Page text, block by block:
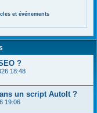
et événements
?
18:48
un script AutoIt ?
19:06